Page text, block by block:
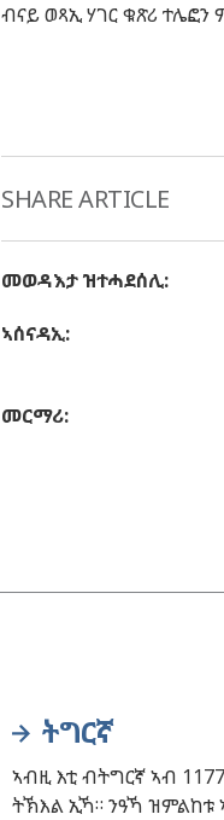
ብናይ ወጻኢ ሃገር ቁጽሪ ተሌፎን
SHARE ARTICLE
መወዳእታ ዝተሓደሰሊ:
ኣሰናዳኢ:
መርማሪ:
ትግርኛ
ኣብዚ እቲ ብትግርኛ ኣብ
ትኽእል ኢኻ። ንዓኻ ዝምልከቱ